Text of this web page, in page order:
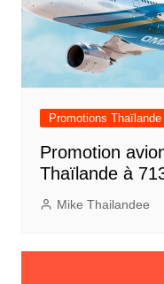
Promotions Thaïlande
Promotion
Thaïlande à
Mike Thailandee